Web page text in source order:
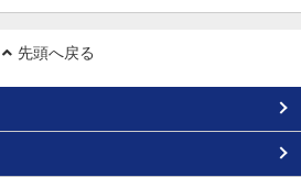
先頭へ戻る